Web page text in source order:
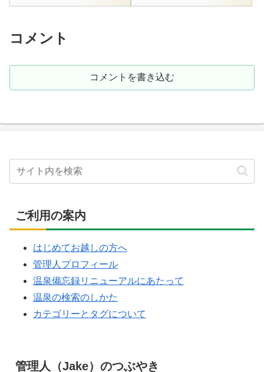
5888500円10:00 - 21:00 (12月-2
コメント
コメントを書き込む
ご利用の案内
はじめてお越しの方へ
管理人プロフィール
温泉備忘録リニューアルにあたって
温泉の検索のしかた
カテゴリーとタグについて
管理人（Jake）のつぶやき